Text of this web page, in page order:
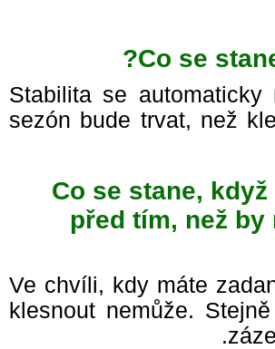
Co se
Stabilita se
sezón bude trvat, než
Co se stane,
před tím, než
Ve chvíli, kdy máte
klesnout nemůže.